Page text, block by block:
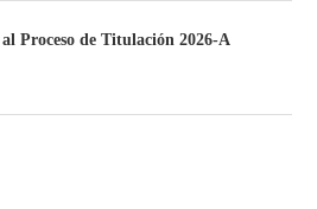
Proceso de Titulación 2026-A